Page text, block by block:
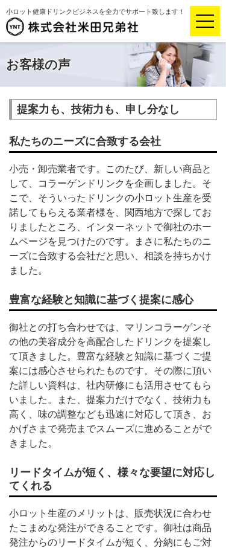
小ロット健康ドリンクビジネスを全力でサポート致します！
お客様の声
提案力も、技術力も、申し分なし
私たちのニーズに合致する会社
小売・卸売業者です。このたび、新しい商品と
して、コラーゲンドリンクを企画しました。そ
こで、そういったドリンクの小ロット生産を受
諾してもらえる業者様を、関西地方で探してお
りましたところ、インターネットで御社のホー
ムページを見つけたのです。まさに私たちのニ
ーズに合致する会社だと思い、相談を持ちかけ
ました。
豊富な経験と知識に基づく提案に感心
御社との打ち合わせでは、マリンコラーゲンそ
の他の美容成分を高配合したドリンクを提案し
て頂きました。豊富な経験と知識に基づくご提
案には感心させられたものです。その際に頂い
た詳しい資料は、社内研修にも活用させてもら
いました。また、提案力だけでなく、技術力も
高く、味の調整なども迅速に対応して頂き、お
かげさまで発売までスムーズに進めることがで
きました。
リードタイムが短く、様々な要望に対応し
てくれる
小ロット生産のメリットは、販売状況に合わせ
たこまめな発注ができることです。御社は商品
発注からのリードタイムが短く、分納にもご対